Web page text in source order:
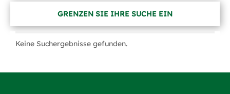
GRENZEN SIE IHRE SUCHE EIN
Keine Suchergebnisse gefunden.